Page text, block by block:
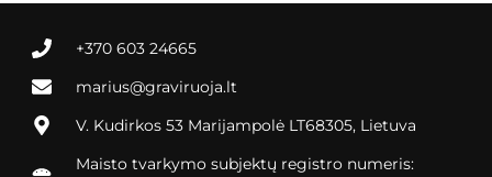
+370 603 24665
marius@graviruoja.lt
V. Kudirkos 53 Marijampolė LT68305, Lietuva
Maisto tvarkymo subjektų registro numeris: